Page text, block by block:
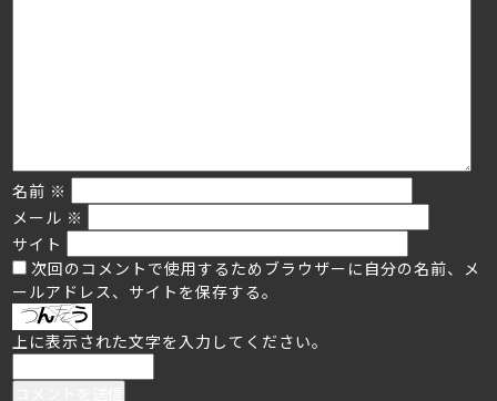
名前 ※
メール ※
サイト
次回のコメントで使用するためブラウザーに自分の名前、メ
ールアドレス、サイトを保存する。
上に表示された文字を入力してください。